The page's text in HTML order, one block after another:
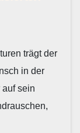
trägt der
in der
sein